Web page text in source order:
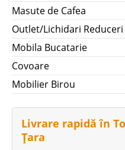
Masute de Cafea
Outlet/Lichidari
Mobila Bucatarie
Covoare
Mobilier Birou
Livrare rapidă în
Țara